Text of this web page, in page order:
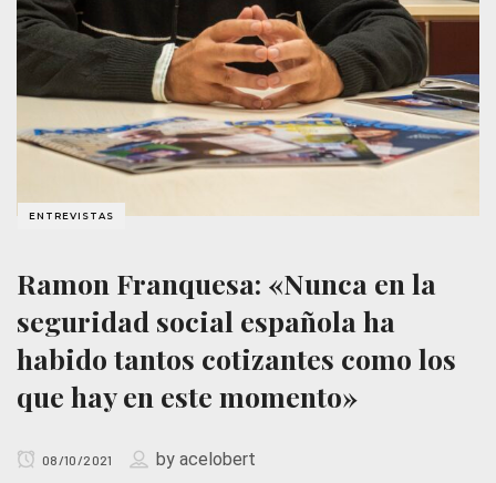
ENTREVISTAS
Ramon Franquesa: «Nunca en la
seguridad social española ha
habido tantos cotizantes como los
que hay en este momento»
08/10/2021 by acelobert